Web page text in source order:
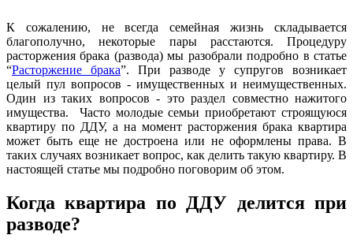
К сожалению, не всегда семейная жизнь складывается
благополучно, некоторые пары расстаются. Процедуру
расторжения брака (развода) мы разобрали подробно в статье
“Расторжение брака”. При разводе у супругов возникает
целый пул вопросов - имущественных и неимущественных.
Один из таких вопросов - это раздел совместно нажитого
имущества. Часто молодые семьи приобретают строящуюся
квартиру по ДДУ, а на момент расторжения брака квартира
может быть еще не достроена или не оформлены права. В
таких случаях возникает вопрос, как делить такую квартиру. В
настоящей статье мы подробно поговорим об этом.
Когда квартира по ДДУ делится при
разводе?